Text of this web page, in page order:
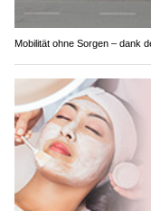
Mobilität ohne Sorgen – dank